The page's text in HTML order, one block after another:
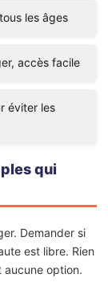
les âges
accès facile
éviter les
qui
Demander si
est libre. Rien
aucune option.